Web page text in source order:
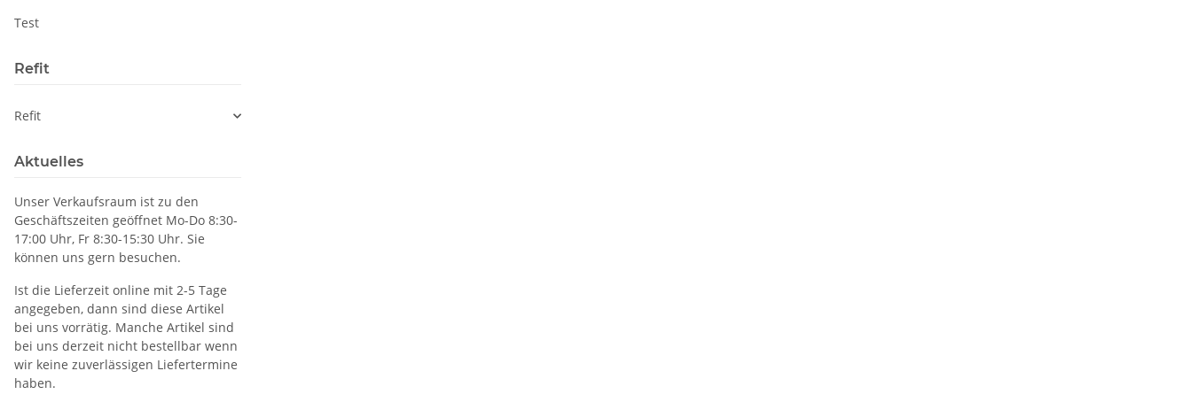
Test
Refit
Refit
Aktuelles
Unser Verkaufsraum ist zu den
Geschäftszeiten geöffnet Mo-Do 8:30-
17:00 Uhr, Fr 8:30-15:30 Uhr. Sie
können uns gern besuchen.
Ist die Lieferzeit online mit 2-5 Tage
angegeben, dann sind diese Artikel
bei uns vorrätig. Manche Artikel sind
bei uns derzeit nicht bestellbar wenn
wir keine zuverlässigen Liefertermine
haben.